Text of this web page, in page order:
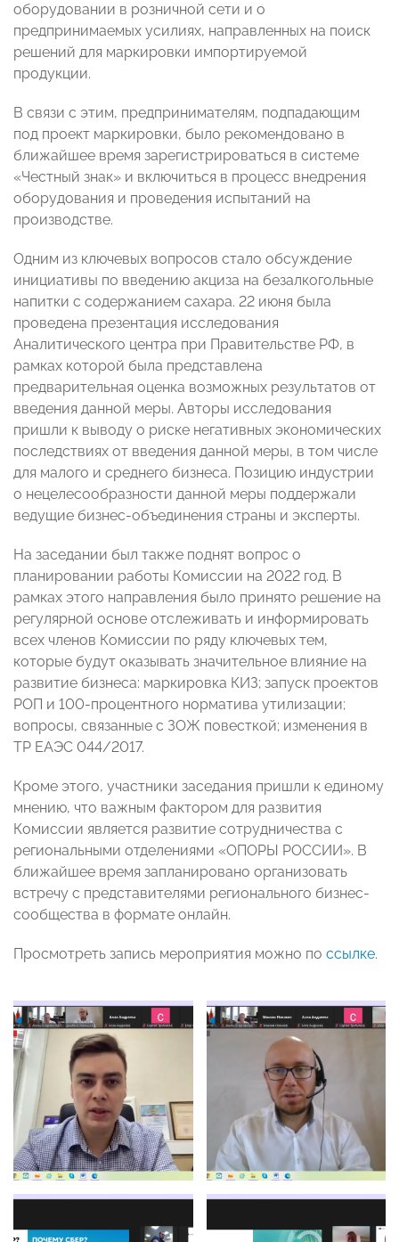
оборудовании в розничной сети и о
предпринимаемых усилиях, направленных на поиск
решений для маркировки импортируемой
продукции.
В связи с этим, предпринимателям, подпадающим
под проект маркировки, было рекомендовано в
ближайшее время зарегистрироваться в системе
«Честный знак» и включиться в процесс внедрения
оборудования и проведения испытаний на
производстве.
Одним из ключевых вопросов стало обсуждение
инициативы по введению акциза на безалкогольные
напитки с содержанием сахара. 22 июня была
проведена презентация исследования
Аналитического центра при Правительстве РФ, в
рамках которой была представлена
предварительная оценка возможных результатов от
введения данной меры. Авторы исследования
пришли к выводу о риске негативных экономических
последствиях от введения данной меры, в том числе
для малого и среднего бизнеса. Позицию индустрии
о нецелесообразности данной меры поддержали
ведущие бизнес-объединения страны и эксперты.
На заседании был также поднят вопрос о
планировании работы Комиссии на 2022 год. В
рамках этого направления было принято решение на
регулярной основе отслеживать и информировать
всех членов Комиссии по ряду ключевых тем,
которые будут оказывать значительное влияние на
развитие бизнеса: маркировка КИЗ; запуск проектов
РОП и 100-процентного норматива утилизации;
вопросы, связанные с ЗОЖ повесткой; изменения в
ТР ЕАЭС 044/2017.
Кроме этого, участники заседания пришли к единому
мнению, что важным фактором для развития
Комиссии является развитие сотрудничества с
региональными отделениями «ОПОРЫ РОССИИ». В
ближайшее время запланировано организовать
встречу с представителями регионального бизнес-
сообщества в формате онлайн.
Просмотреть запись мероприятия можно по ссылке.